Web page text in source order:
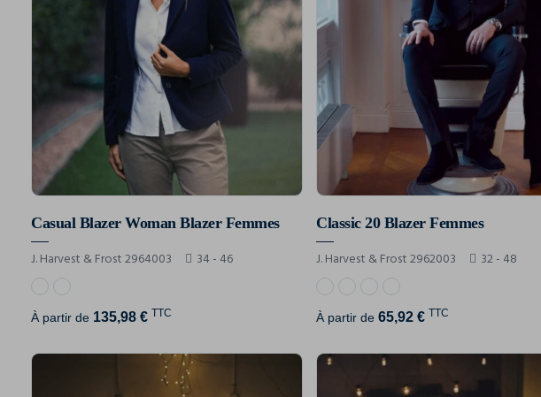
Casual Blazer Woman Blazer Femmes
J. Harvest & Frost 2964003 34 - 46
À partir de 135,98 € TTC
Classic 20 Blazer Femmes
J. Harvest & Frost 2962003 32 - 48
À partir de65,92 € TTC